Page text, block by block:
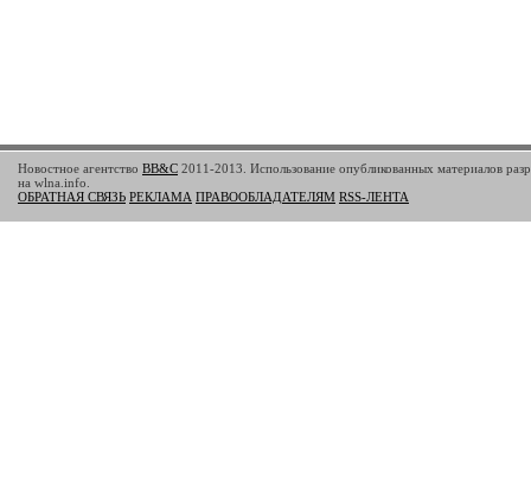
Новостное агентство BB&C 2011-2013. Использование опубликованных материалов
на wlna.info.
ОБРАТНАЯ СВЯЗЬ РЕКЛАМА ПРАВООБЛАДАТЕЛЯМ RSS-ЛЕНТА